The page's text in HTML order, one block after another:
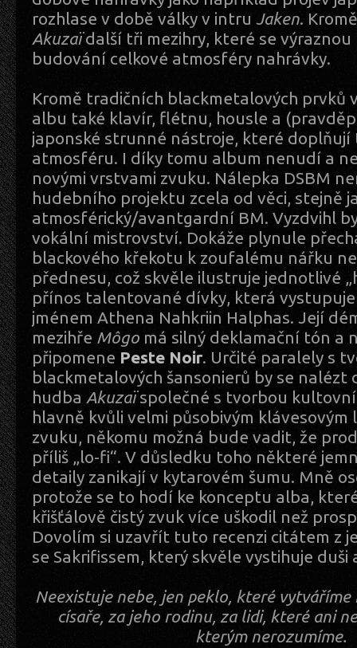
rozhlase v době války v intru Jaken.
Akuzaïdalší tři mezihry, které se
budování celkové atmosféry nahrávky.
Kromě tradičních blackmetalových prvků
albu také klavír, flétnu, housle a
japonské strunné nástroje, které doplňují
atmosféru. I díky tomu album nenudí a
novými vrstvami zvuku. Nálepka DSBM
hudebního projektu zcela od věci, stejně
atmosférický/avantgardní BM. Vyzdvihl
vokální mistrovství. Dokáže plynule
blackového křekotu k zoufalému nářku
přednesu, což skvěle ilustruje jednotlivé
přínos talentované dívky, která
jménem Athena Nahkriin Halphas. Její
mezihře Môgo má silný deklamační tón a
připomene Peste Noir. Určité paralely s
blackmetalových šansonierů by se nalézt
hudba Akuzaïspolečné s tvorbou
hlavně kvůli velmi působivým klávesovým
zvuku, někomu možná bude vadit, že
příliš „lo-fi“. V důsledku toho některé
detaily zanikají v kytarovém šumu. Mně
protože se to hodí ke konceptu alba,
křišťálově čistý zvuk více uškodil než
Dovolím si uzavřít tuto recenzi citátem z
se Sakrifissem, který skvěle vystihuje duši
Neexistuje nebe, jen peklo, které vytváříme
císaře, za jeho rodinu, za lidi, které ani
kterým nerozumíme.